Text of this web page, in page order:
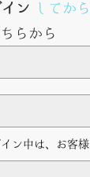
ン してか
らから
中は、お客様